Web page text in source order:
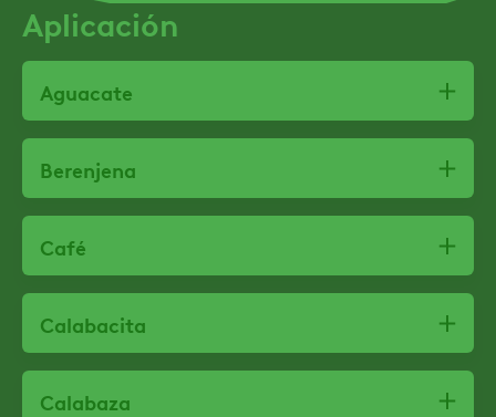
Aplicación
Aguacate
Berenjena
Café
Calabacita
Calabaza